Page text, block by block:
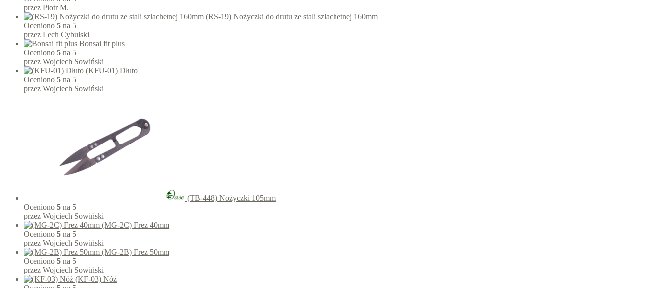
przez Piotr M.
(RS-19) Nożyczki do drutu ze stali szlachetnej 160mm
Oceniono 5 na 5
przez Lech Cybulski
Bonsai fit plus
Oceniono 5 na 5
przez Wojciech Sowiński
(KFU-01) Dłuto
Oceniono 5 na 5
przez Wojciech Sowiński
(TB-448) Nożyczki 105mm
Oceniono 5 na 5
przez Wojciech Sowiński
(MG-2C) Frez 40mm
Oceniono 5 na 5
przez Wojciech Sowiński
(MG-2B) Frez 50mm
Oceniono 5 na 5
przez Wojciech Sowiński
(KF-03) Nóż